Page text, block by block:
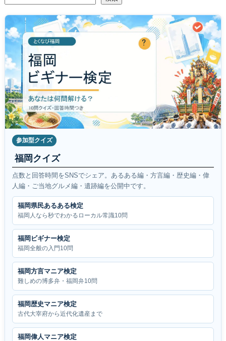
参加型クイズ
福岡クイズ
点数と回答時間をSNSでシェア。あるある編・方言編・歴史編・偉
人編・ご当地グルメ編・遺跡編を公開中です。
福岡県民あるある検定
福岡人なら秒でわかるローカル常識10問
福岡ビギナー検定
福岡全般の入門10問
福岡方言マニア検定
難しめの博多弁・福岡弁10問
福岡歴史マニア検定
古代大宰府から近代化遺産まで
福岡偉人マニア検定